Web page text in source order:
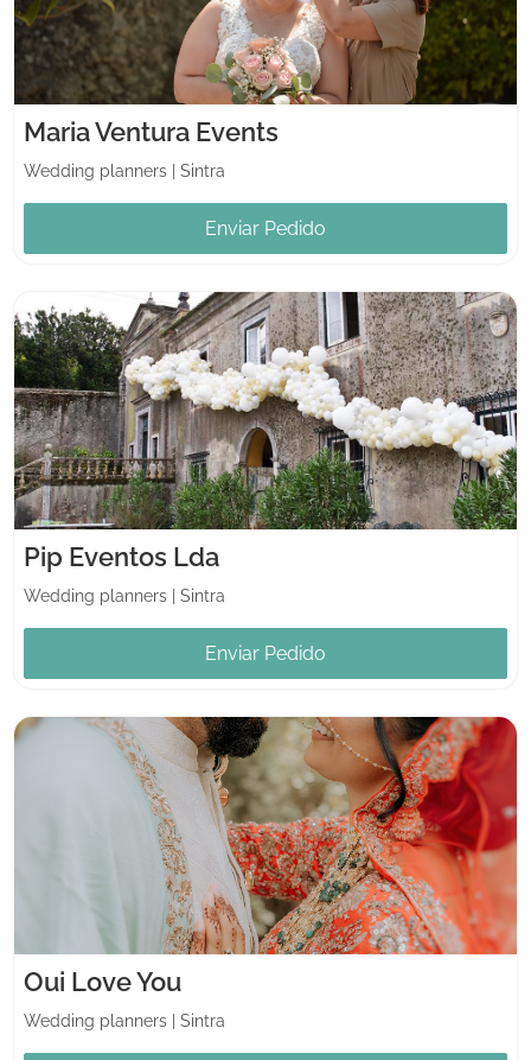
Maria Ventura Events
Wedding planners Sintra
Enviar Pedido
Pip Eventos Lda
Wedding planners Sintra
Enviar Pedido
Oui Love You
Wedding planners Sintra